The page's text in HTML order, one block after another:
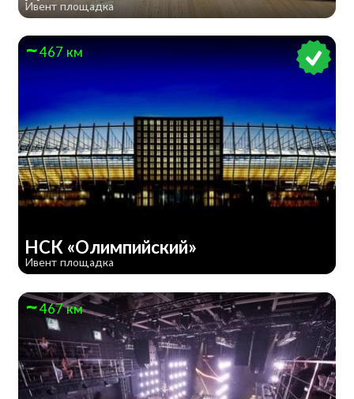
Ивент площадка
467 км
НСК «Олимпийский»
Ивент площадка
467 км